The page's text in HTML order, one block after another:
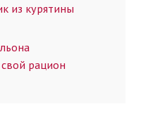
из курятины
рацион